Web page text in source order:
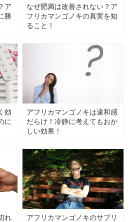
ア
勝
なぜ肥満は改善されない？ア
フリカマンゴノキの真実を知
ること！
効
に
アフリカマンゴノキは違和感
だらけ！冷静に考えてもおか
しい効果！
れ
アフリカマンゴノキのサプリ